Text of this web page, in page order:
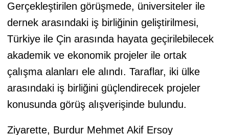
Gerçekleştirilen görüşmede, üniversiteler ile
dernek arasındaki iş birliğinin geliştirilmesi,
Türkiye ile Çin arasında hayata geçirilebilecek
akademik ve ekonomik projeler ile ortak
çalışma alanları ele alındı. Taraflar, iki ülke
arasındaki iş birliğini güçlendirecek projeler
konusunda görüş alışverişinde bulundu.
Ziyarette, Burdur Mehmet Akif Ersoy